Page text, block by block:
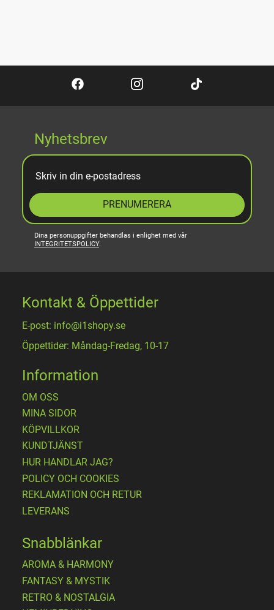
Nyhetsbrev
PRENUMERERA
Dina personuppgifter behandlas i enlighet med vår
INTEGRITETSPOLICY.
Kontakt & Öppettider
E-post: info@i1shopy.se
Öppettider: Måndag-Fredag, 10-17
Information
OM OSS
MINA SIDOR
KÖPVILLKOR
KUNDTJÄNST
HUR HANDLAR JAG?
POLICY OCH COOKIES
REKLAMATION OCH RETUR
LEVERANS
Snabblänkar
AROMA & HARMONY
FANTASY & MYSTIK
RETRO & NOSTALGIA